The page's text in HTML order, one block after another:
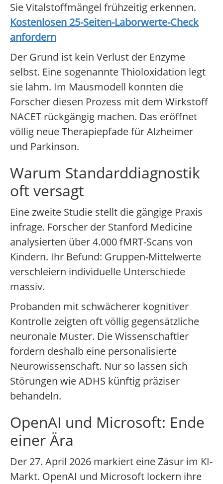
Sie Vitalstoffmängel frühzeitig erkennen.
Kostenlosen 25-Seiten-Laborwerte-Check
anfordern
Der Grund ist kein Verlust der Enzyme
selbst. Eine sogenannte Thioloxidation legt
sie lahm. Im Mausmodell konnten die
Forscher diesen Prozess mit dem Wirkstoff
NACET rückgängig machen. Das eröffnet
völlig neue Therapiepfade für Alzheimer
und Parkinson.
Warum Standarddiagnostik
oft versagt
Eine zweite Studie stellt die gängige Praxis
infrage. Forscher der Stanford Medicine
analysierten über 4.000 fMRT-Scans von
Kindern. Ihr Befund: Gruppen-Mittelwerte
verschleiern individuelle Unterschiede
massiv.
Probanden mit schwächerer kognitiver
Kontrolle zeigten oft völlig gegensätzliche
neuronale Muster. Die Wissenschaftler
fordern deshalb eine personalisierte
Neurowissenschaft. Nur so lassen sich
Störungen wie ADHS künftig präziser
behandeln.
OpenAI und Microsoft: Ende
einer Ära
Der 27. April 2026 markiert eine Zäsur im KI-
Markt. OpenAI und Microsoft lockern ihre